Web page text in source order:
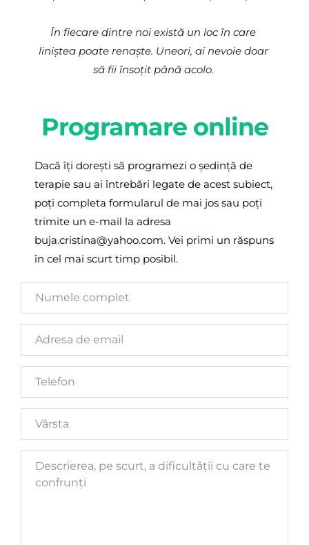
În fiecare dintre noi există un loc în care
liniștea poate renaște. Uneori, ai nevoie doar
să fii însoțit până acolo.
Programare online
Dacă îți dorești să programezi o ședință de
terapie sau ai întrebări legate de acest subiect,
poți completa formularul de mai jos sau poți
trimite un e-mail la adresa
buja.cristina@yahoo.com. Vei primi un răspuns
în cel mai scurt timp posibil.